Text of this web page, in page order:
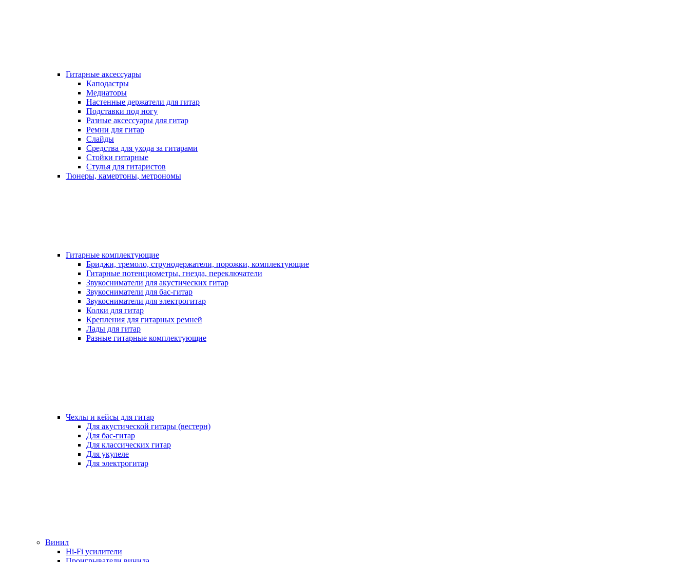
Гитарные аксессуары
Каподастры
Медиаторы
Настенные держатели для гитар
Подставки под ногу
Разные аксессуары для гитар
Ремни для гитар
Слайды
Средства для ухода за гитарами
Стойки гитарные
Стулья для гитаристов
Тюнеры, камертоны, метрономы
Гитарные комплектующие
Бриджи, тремоло, струнодержатели, порожки, комплектующие
Гитарные потенциометры, гнезда, переключатели
Звукосниматели для акустических гитар
Звукосниматели для бас-гитар
Звукосниматели для электрогитар
Колки для гитар
Крепления для гитарных ремней
Лады для гитар
Разные гитарные комплектующие
Чехлы и кейсы для гитар
Для акустической гитары (вестерн)
Для бас-гитар
Для классических гитар
Для укулеле
Для электрогитар
Винил
Hi-Fi усилители